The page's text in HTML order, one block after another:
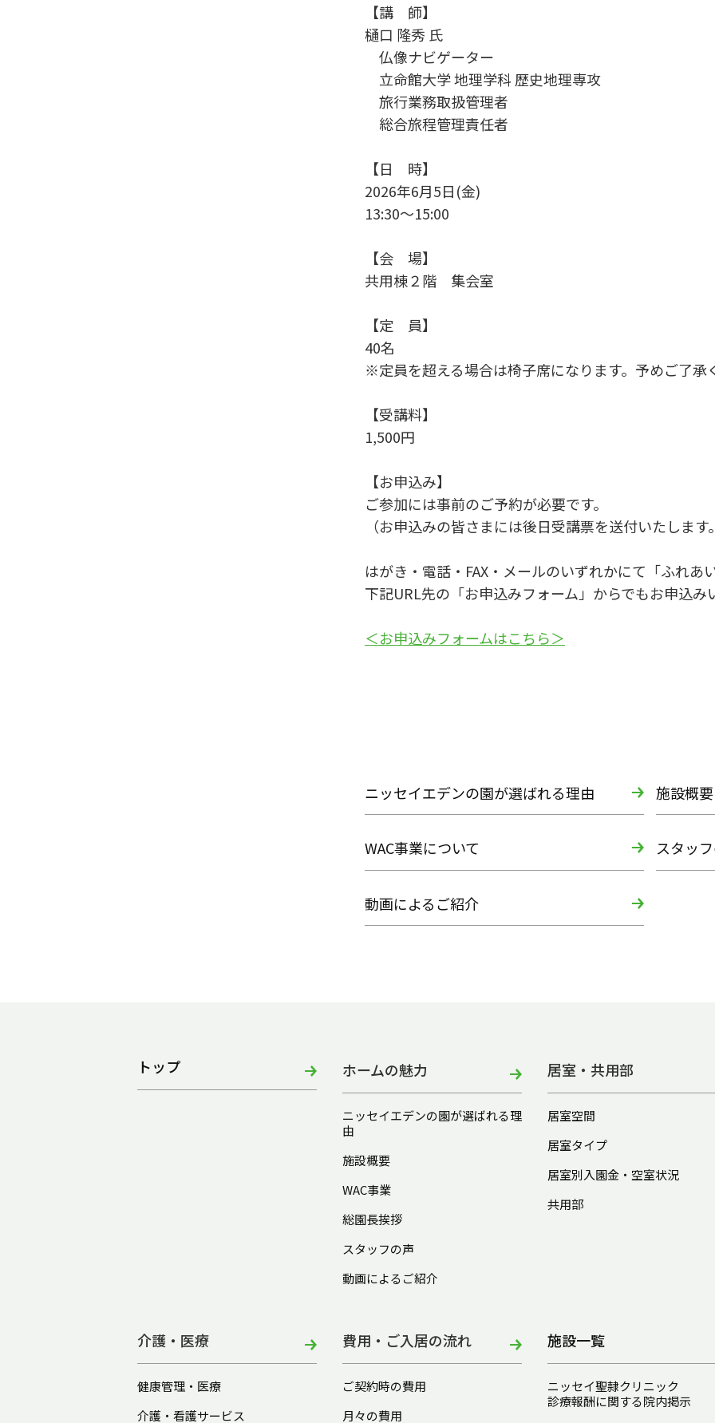
【講 師】
樋口 隆秀 氏
仏像ナビゲーター
立命館大学 地理学科 歴史地理専攻
旅行業務取扱管理者
総合旅程管理責任者
【日 時】
2026年6月5日(金)
13:30～15:00
【会 場】
共用棟２階 集会室
【定 員】
40名
※定員を超える場合は椅子席になります。予めご了承
【受講料】
1,500円
【お申込み】
ご参加には事前のご予約が必要です。
（お申込みの皆さまには後日受講票を送付いたします
はがき・電話・FAX・メールのいずれかにて「ふれ
下記URL先の「お申込みフォーム」からでもお申込み
＜お申込みフォームはこちら＞
ニッセイエデンの園が選ばれる理由 施設概要
WAC事業について スタッ
動画によるご紹介
トップ ホームの魅力
ニッセイエデンの園が選ばれる理
由
施設概要
WAC事業
総園長挨拶
スタッフの声
動画によるご紹介
居室・共用部
居室空間
居室タイプ
居室別入園金・空室状況
共用部
介護・医療
健康管理・医療
介護・看護サービス
費用・ご入居の流れ
ご契約時の費用
月々の費用
施設一覧
ニッセイ聖隷クリニック
診療報酬に関する院内掲示